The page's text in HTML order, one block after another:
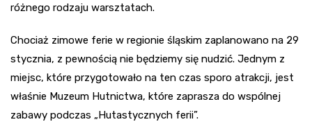
różnego rodzaju warsztatach.
Chociaż zimowe ferie w regionie śląskim zaplanowano na 29
stycznia, z pewnością nie będziemy się nudzić. Jednym z
miejsc, które przygotowało na ten czas sporo atrakcji, jest
właśnie Muzeum Hutnictwa, które zaprasza do wspólnej
zabawy podczas „Hutastycznych ferii”.